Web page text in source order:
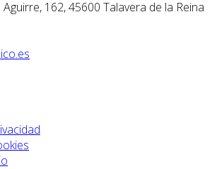
162, 45600 Talavera de la Reina